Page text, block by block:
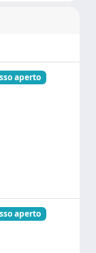
aperto
aperto